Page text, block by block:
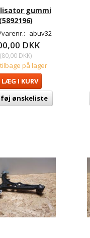
gummi
abuv32
DKK
(80,00 DKK)
på lager
LÆG I KURV
ønskeliste